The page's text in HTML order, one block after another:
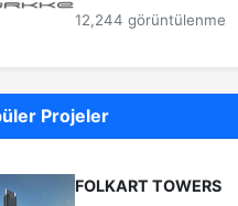
12,244 görüntülenme
Projeler
FOLKART TOWERS